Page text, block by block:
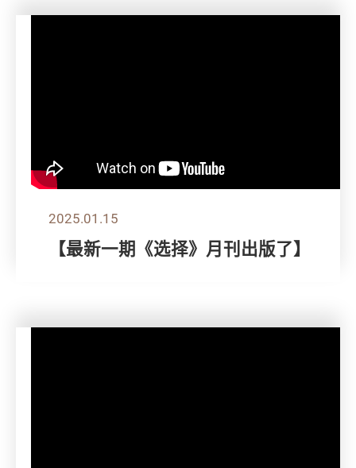
2025.01.15
【最新一期《选择》月刊出版了】